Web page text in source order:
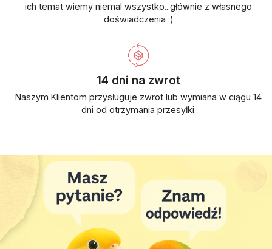
ich temat wiemy niemal wszystko...głównie z własnego
doświadczenia :)
14 dni na zwrot
Naszym Klientom przysługuje zwrot lub wymiana w ciągu 14
dni od otrzymania przesyłki.